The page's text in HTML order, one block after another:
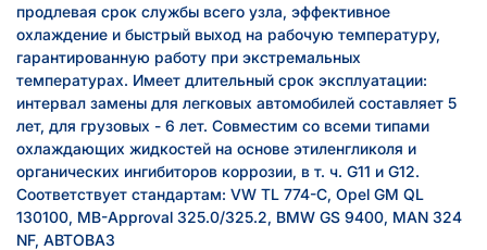
продлевая срок службы всего узла, эффективное
охлаждение и быстрый выход на рабочую температуру,
гарантированную работу при экстремальных
температурах. Имеет длительный срок эксплуатации:
интервал замены для легковых автомобилей составляет 5
лет, для грузовых - 6 лет. Совместим cо всеми типами
охлаждающих жидкостей на основе этиленгликоля и
органических ингибиторов коррозии, в т. ч. G11 и G12.
Соответствует стандартам: VW TL 774-C, Opel GM QL
130100, MB-Approval 325.0/325.2, BMW GS 9400, MAN 324
NF, АВТОВАЗ